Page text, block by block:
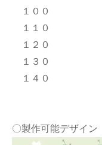
１００
１１０
１２０
１３０
１４０
〇製作可能デザイン